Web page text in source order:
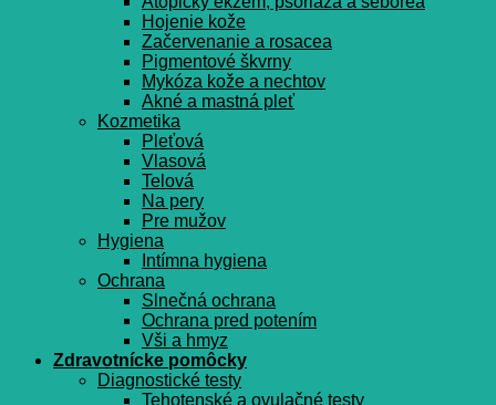
Hojenie kože
Začervenanie a rosacea
Pigmentové škvrny
Mykóza kože a nechtov
Akné a mastná pleť
Kozmetika
Pleťová
Vlasová
Telová
Na pery
Pre mužov
Hygiena
Intímna hygiena
Ochrana
Slnečná ochrana
Ochrana pred potením
Vši a hmyz
Zdravotnícke pomôcky
Diagnostické testy
Tehotenské a ovulačné testy